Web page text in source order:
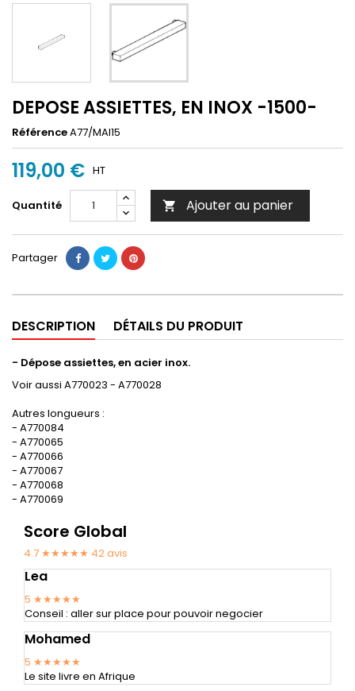
DEPOSE ASSIETTES, EN INOX -1500-
RéférenceA77/MAI15
119,00 € HT
Quantité  Ajouter au panier
Partager
DESCRIPTION DÉTAILS DU PRODUIT
- Dépose assiettes, en acier inox.
Voir aussi A770023 - A770028
Autres longueurs :
- A770084
- A770065
- A770066
- A770067
- A770068
- A770069
Score Global
4.7 ★★★★★ 42avis
Lea
5 ★★★★★
Conseil : aller sur place pour pouvoir negocier
Mohamed
5 ★★★★★
Le site livre en Afrique